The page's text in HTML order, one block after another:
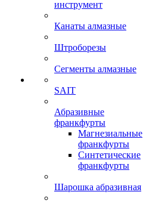
инструмент
Канаты алмазные
Штроборезы
Сегменты алмазные
SAIT
Абразивные
франкфурты
Магнезиальные
франкфурты
Синтетические
франкфурты
Шарошка абразивная